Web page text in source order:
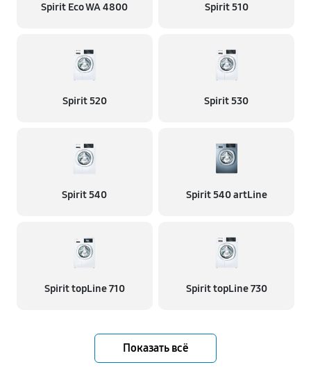
Spirit Eco WA 4800 Spirit 510
Spirit 520 Spirit 530
Spirit 540 Spirit 540 artLine
Spirit topLine 710 Spirit topLine 730
Показать всё